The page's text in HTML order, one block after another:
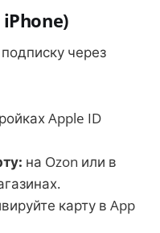
через
Apple ID
на Ozon или в
карту в App